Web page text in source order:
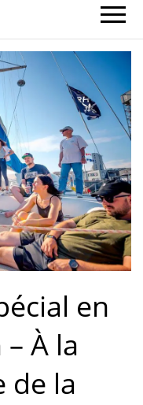
en
À la
de la